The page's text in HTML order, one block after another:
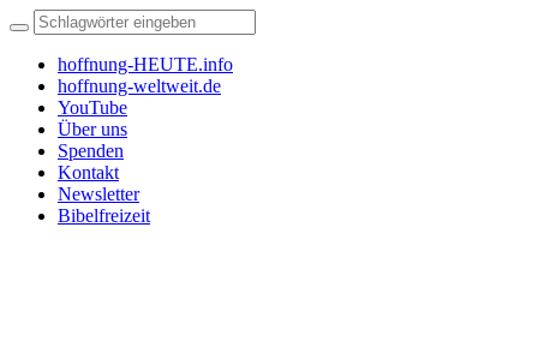
hoffnung-HEUTE.info
hoffnung-weltweit.de
YouTube
Über uns
Spenden
Kontakt
Newsletter
Bibelfreizeit